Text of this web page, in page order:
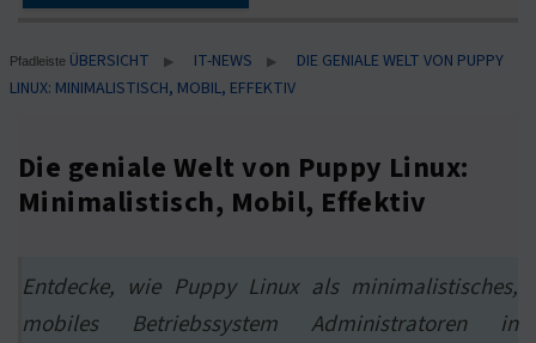
Pfadleiste ÜBERSICHT ▶ IT-NEWS ▶
DIE GENIALE WELT VON PUPPY
LINUX: MINIMALISTISCH, MOBIL, EFFEKTIV
Die geniale Welt von Puppy Linux:
Minimalistisch, Mobil, Effektiv
Entdecke, wie Puppy Linux als minimalistisches,
mobiles Betriebssystem Administratoren in